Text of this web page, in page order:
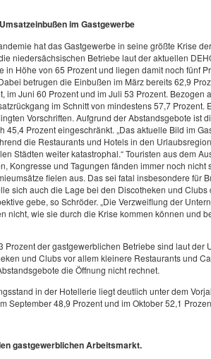
im Gastgewerbe
hat das Gastgewerbe in seine größte Krise
niedersächsischen Betriebe laut der aktuellen
in Höhe von 65 Prozent und liegen damit noch fünf
betrugen die Einbußen im März bereits 62,9
im Juni 60 Prozent und im Juli 53 Prozent. Bezogen
im Schnitt von mindestens 57,7 Prozent.
Vorschriften. Aufgrund der Abstandsgebote ist
45,4 Prozent eingeschränkt. „Das aktuelle Bild im
die Restaurants und Hotels in den
Städten weiter katastrophal.“ Touristen aus dem
Kongresse und Tagungen fänden immer noch
fielen aus. Das sei fatal insbesondere für
sich auch die Lage bei den Discotheken und Clubs
gebe, so Schröder. „Die Verzweiflung der
nicht, wie sie durch die Krise kommen können und
Prozent der gastgewerblichen Betriebe sind laut der
und Clubs vor allem kleinere Restaurants und
die Öffnung nicht rechnet.
in der Hotellerie liegt deutlich unter dem
September 48,9 Prozent und im Oktober 52,1
gastgewerblichen Arbeitsmarkt.